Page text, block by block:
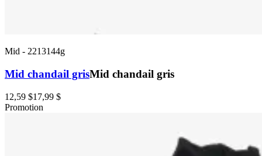
Mid - 2213144g
Mid chandail grisMid chandail gris
12,59 $17,99 $
Promotion